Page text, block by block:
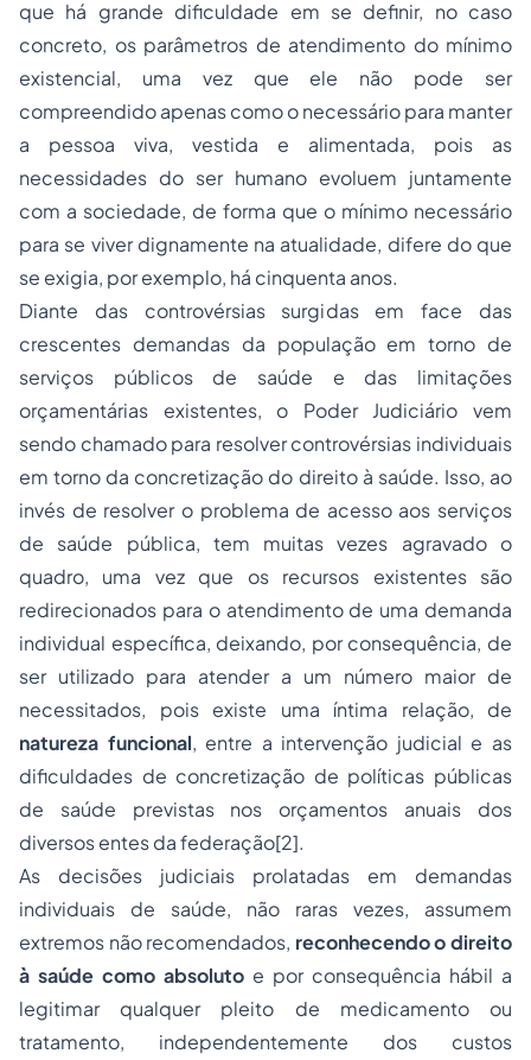
que há grande dificuldade em se definir, no caso
concreto, os parâmetros de atendimento do mínimo
existencial, uma vez que ele não pode ser
compreendido apenas como o necessário para manter
a pessoa viva, vestida e alimentada, pois as
necessidades do ser humano evoluem juntamente
com a sociedade, de forma que o mínimo necessário
para se viver dignamente na atualidade, difere do que
se exigia, por exemplo, há cinquenta anos.
Diante das controvérsias surgidas em face das
crescentes demandas da população em torno de
serviços públicos de saúde e das limitações
orçamentárias existentes, o Poder Judiciário vem
sendo chamado para resolver controvérsias individuais
em torno da concretização do direito à saúde. Isso, ao
invés de resolver o problema de acesso aos serviços
de saúde pública, tem muitas vezes agravado o
quadro, uma vez que os recursos existentes são
redirecionados para o atendimento de uma demanda
individual específica, deixando, por consequência, de
ser utilizado para atender a um número maior de
necessitados, pois existe uma íntima relação, de
natureza funcional, entre a intervenção judicial e as
dificuldades de concretização de políticas públicas
de saúde previstas nos orçamentos anuais dos
diversos entes da federação[2].
As decisões judiciais prolatadas em demandas
individuais de saúde, não raras vezes, assumem
extremos não recomendados, reconhecendo o direito
à saúde como absoluto e por consequência hábil a
legitimar qualquer pleito de medicamento ou
tratamento, independentemente dos custos